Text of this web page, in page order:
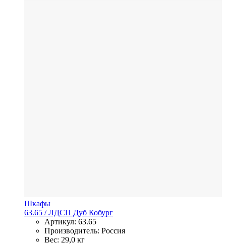
Шкафы
63.65 / ЛДСП Дуб Кобург
Артикул: 63.65
Производитель: Россия
Вес: 29,0 кг